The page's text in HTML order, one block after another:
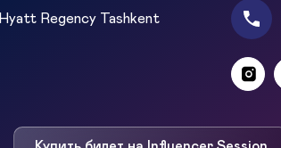
Hyatt Regency Tashkent